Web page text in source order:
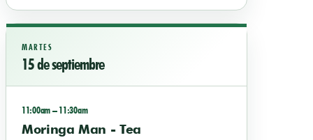
MARTES
15 de septiembre
11:00am – 11:30am
Moringa Man - Tea